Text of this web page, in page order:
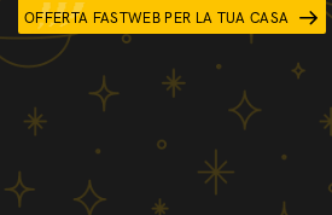
OFFERTA FASTWEB PER LA TUA CASA